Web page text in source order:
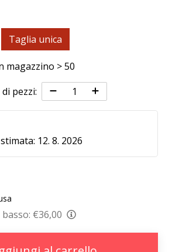
Taglia unica
magazzino > 50
pezzi:
12. 8. 2026
€36,00